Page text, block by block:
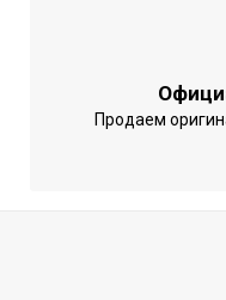
Вес внутреннего
Вес наружного
Тип охлаждения
Тип отопления
Продаем